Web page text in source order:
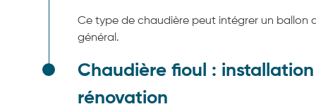
Ce type de chaudière peut intégrer un ballon
général.
Chaudière fioul :
rénovation